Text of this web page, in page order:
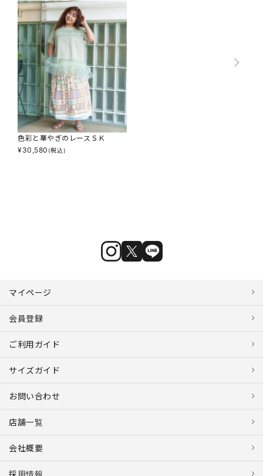
色彩と華やぎのレースＳＫ
¥30,580 (税込)
マイページ
会員登録
ご利用ガイド
サイズガイド
お問い合わせ
店舗一覧
会社概要
採用情報